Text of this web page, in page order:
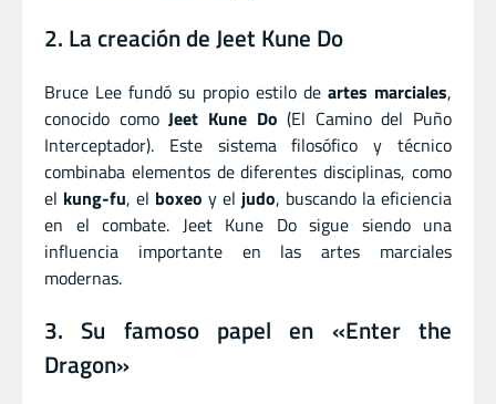
2. La creación de Jeet Kune Do
Bruce Lee fundó su propio estilo de artes marciales,
conocido comoJeet Kune Do (El Camino del Puño
Interceptador). Este sistema filosófico y técnico
combinaba elementos de diferentes disciplinas, como
el kung-fu, el boxeo y el judo, buscando la eficiencia
en el combate. Jeet Kune Do sigue siendo una
influencia importante en las artes marciales
modernas.
3. Su famoso papel en «Enter the
Dragon»